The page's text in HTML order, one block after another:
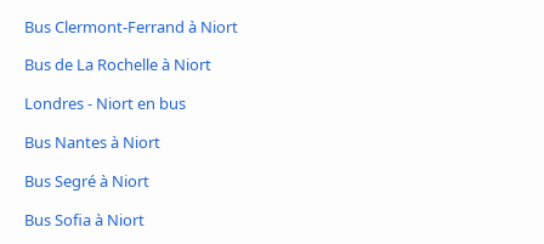
Bus Clermont-Ferrand à Niort
Bus de La Rochelle à Niort
Londres - Niort en bus
Bus Nantes à Niort
Bus Segré à Niort
Bus Sofia à Niort